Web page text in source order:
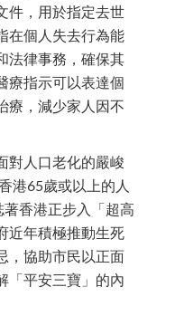
件，用於指定去世
在個人失去行為能
法律事務，確保其
療指示可以表達個
療，減少家人因不
對人口老化的嚴峻
港65歲或以上的人
香港正步入「超高
近年積極推動生死
，協助市民以正面
「平安三寶」的內